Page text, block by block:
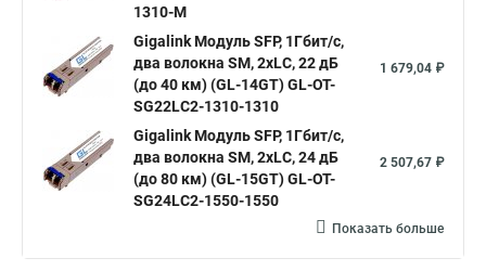
1310-M
Gigalink Модуль SFP, 1Гбит/c,
два волокна SM, 2xLC, 22 дБ
(до 40 км) (GL-14GT) GL-OT-
SG22LC2-1310-1310
1 679,04 ₽
Gigalink Модуль SFP, 1Гбит/c,
два волокна SM, 2xLC, 24 дБ
(до 80 км) (GL-15GT) GL-OT-
SG24LC2-1550-1550
2 507,67 ₽
Показать больше